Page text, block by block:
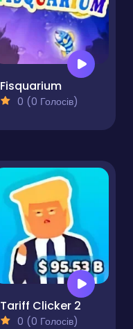
Fisquarium
0 (0 Голосів)
Tariff Clicker 2
0 (0 Голосів)